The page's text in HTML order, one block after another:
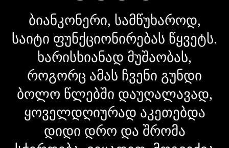
ბიანკონერი, სამწუხაროდ,
საიტი ფუნქციონირებას წყვეტს.
ხარისხიანად მუშაობას,
როგორც ამას ჩვენი გუნდი
ბოლო წლებში დაუღალავად,
ყოველდღიურად აკეთებდა
დიდი დრო და შრომა